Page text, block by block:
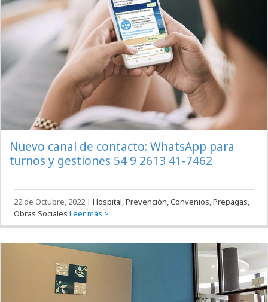
Nuevo canal de contacto: WhatsApp para
turnos y gestiones 54 9 2613 41-7462
22 de Octubre, 2022 |Hospital, Prevención, Convenios, Prepagas,
Obras Sociales Leer más >